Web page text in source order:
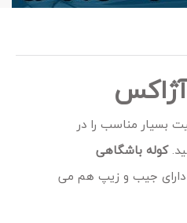
بسیار مناسب را در
کوله باشگاهی
دارای جیب و زیپ هم می